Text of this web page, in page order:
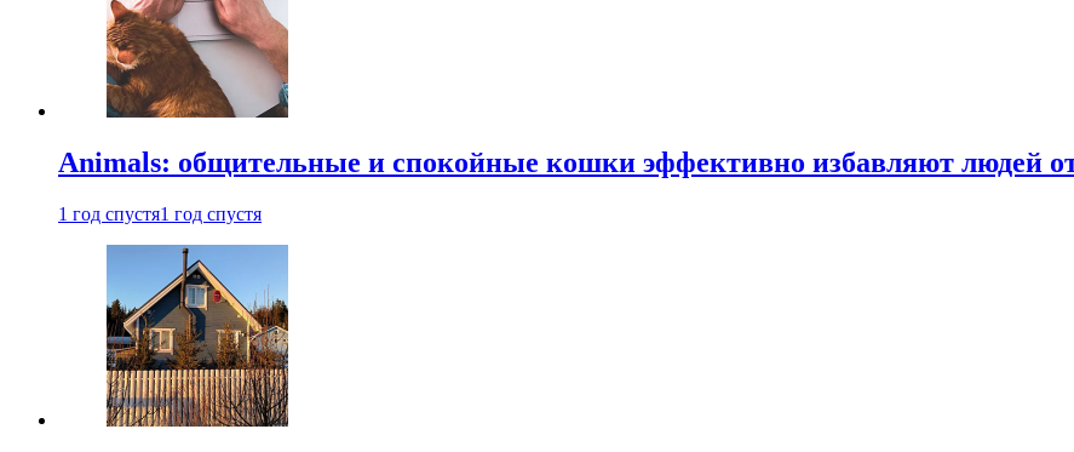
Animals: общительные и спокойные кошки эффективно избавляют людей от
1 год спустя1 год спустя